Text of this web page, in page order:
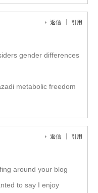
返信 引用
gender differences
metabolic freedom
返信 引用
around your blog
to say I enjoy